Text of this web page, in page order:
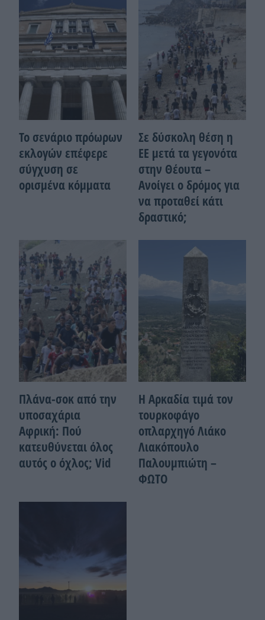
Το σενάριο πρόωρων
εκλογών επέφερε
σύγχυση σε
ορισμένα κόμματα
Σε δύσκολη θέση η
ΕΕ μετά τα γεγονότα
στην Θέουτα –
Ανοίγει ο δρόμος για
να προταθεί κάτι
δραστικό;
Πλάνα-σοκ από την
υποσαχάρια
Αφρική: Πού
κατευθύνεται όλος
αυτός ο όχλος; Vid
Η Αρκαδία τιμά τον
τουρκοφάγο
οπλαρχηγό Λιάκο
Λιακόπουλο
Παλουμπιώτη –
ΦΩΤΟ